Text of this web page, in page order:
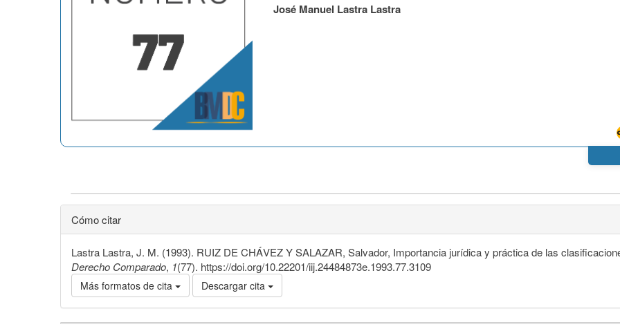
José Manuel Lastra Lastra
Cómo citar
Lastra Lastra, J. M. (1993). RUIZ DE CHÁVEZ Y SALAZAR, Salvador, Importancia jurídica y práctica de las
Derecho Comparado, 1(77). https://doi.org/10.22201/iij.24484873e.1993.77.3109
Más formatos de cita Descargar cita